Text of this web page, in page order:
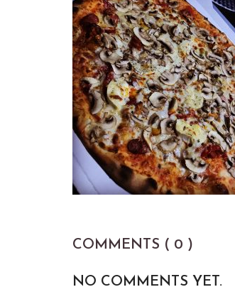
COMMENTS ( 0 )
NO COMMENTS YET.